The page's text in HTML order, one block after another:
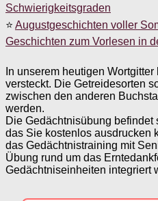
Schwierigkeitsgraden
⭐ Augustgeschichten voller
Geschichten zum Vorlesen in
In unserem heutigen
versteckt. Die Getreidesorten
zwischen den anderen
werden.
Die Gedächtnisübung befindet
das Sie kostenlos ausdrucken
das Gedächtnistraining mit
Übung rund um das
Gedächtniseinheiten integriert